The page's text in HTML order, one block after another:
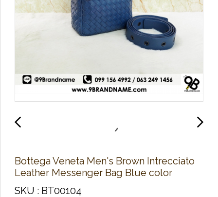
Bottega Veneta Men's Brown Intrecciato
Leather Messenger Bag Blue color
SKU : BT00104